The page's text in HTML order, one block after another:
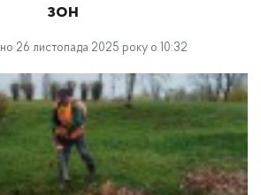
зон
26 листопада 2025 року о 10:32